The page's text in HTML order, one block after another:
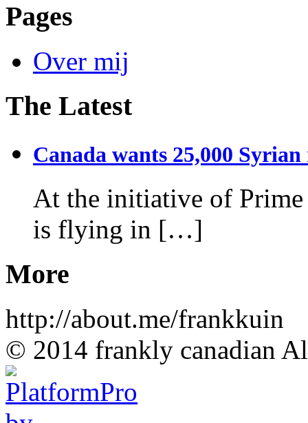
Pages
Over mij
The Latest
Canada wants 25,000 Syrian
At the initiative of Prime
is flying in […]
More
http://about.me/frankkuin
© 2014 frankly canadian